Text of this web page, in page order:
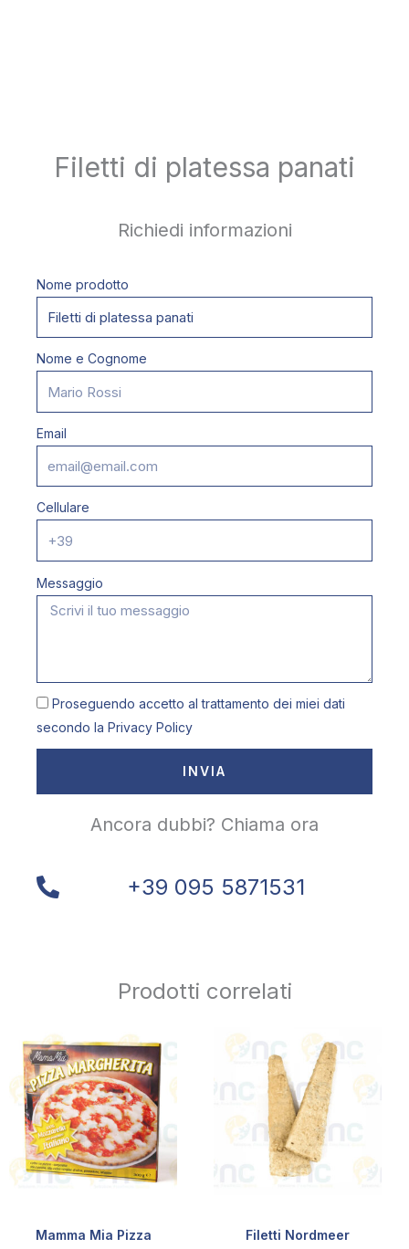
Filetti di platessa panati
Richiedi informazioni
Nome prodotto
Nome e Cognome
Email
Cellulare
Messaggio
Proseguendo accetto al trattamento dei miei dati
secondo la Privacy Policy
INVIA
Ancora dubbi? Chiama ora
+39 095 5871531
Prodotti correlati
Mamma Mia Pizza
Filetti Nordmeer